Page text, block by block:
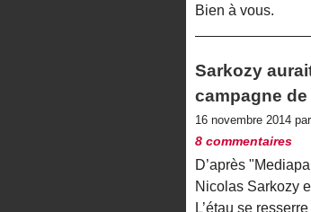
Bien à vous.
Sarkozy
campagne de
16 novembre 2014
8 commentaires
D’après
Nicolas Sarkozy
L’étau se